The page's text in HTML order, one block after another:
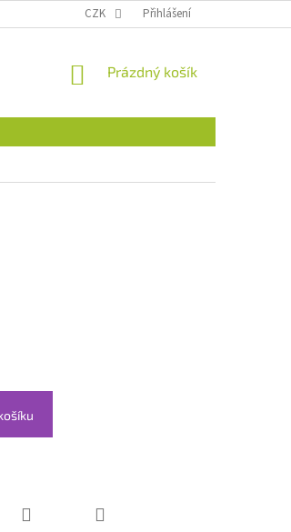
CZK Přihlášení
NÁKUPNÍ
Prázdný košík